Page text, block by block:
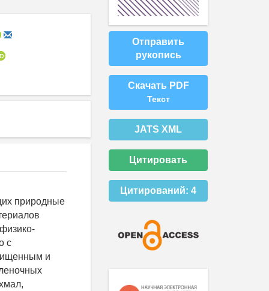
природные
с
и
Отправить
рукопись
Скачать PDF
Текст
JATS XML
Цитировать
Цитирований: 4